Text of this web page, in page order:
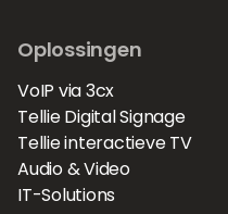
Oplossingen
VoIP via 3cx
Tellie Digital Signage
Tellie interactieve TV
Audio & Video
IT-Solutions